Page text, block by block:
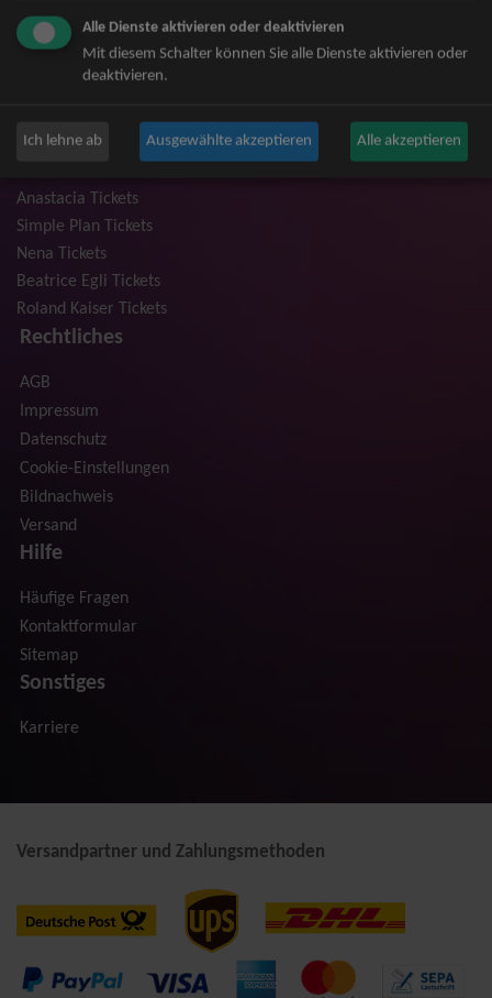
Niedeckens BAP Tickets
Judas Priest Tickets
Trailerpark & Friends Tickets
Anastacia Tickets
Simple Plan Tickets
Nena Tickets
Beatrice Egli Tickets
Roland Kaiser Tickets
Rechtliches
AGB
Impressum
Datenschutz
Cookie-Einstellungen
Bildnachweis
Versand
Hilfe
Häufige Fragen
Kontaktformular
Sitemap
Sonstiges
Karriere
Versandpartner und Zahlungsmethoden
Alle Dienste aktivieren oder deaktivieren
Mit diesem Schalter können Sie alle Dienste aktivieren oder
deaktivieren.
Ich lehne ab Ausgewählte akzeptieren Alle akzeptieren